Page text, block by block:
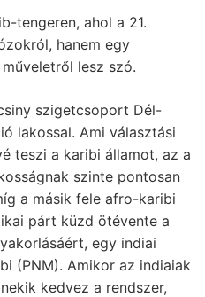
tengeren, ahol a 21.
hanem egy
lesz szó.
szigetcsoport Dél-
lakossal. Ami választási
teszi a karibi államot, az a
szinte pontosan
a másik fele afro-karibi
párt küzd ötévente a
egy indiai
(PNM). Amikor az indiaiak
kedvez a rendszer,